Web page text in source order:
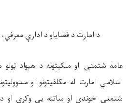
د امارت د قضایاو د ادارې
عامه شتمنۍ او ملکیتونه د هېواد ټولو
اسلامي امارت له مکلفیتونو او
شتمنۍ خوندي او ساتنه یې وکړي او